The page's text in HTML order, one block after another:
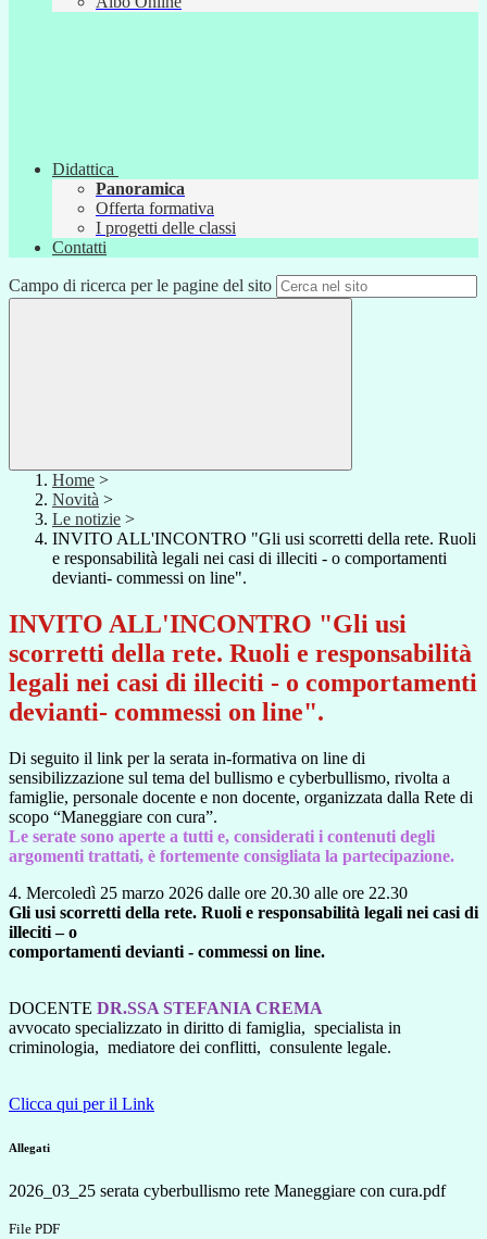
Didattica
Panoramica
Offerta formativa
I progetti delle classi
Contatti
Campo di ricerca per le pagine del sito
Home >
Novità >
Le notizie >
INVITO ALL'INCONTRO "Gli usi scorretti della rete. Ruoli
e responsabilità legali nei casi di illeciti - o comportamenti
devianti- commessi on line".
INVITO ALL'INCONTRO "Gli usi
scorretti della rete. Ruoli e responsabilità
legali nei casi di illeciti - o comportamenti
devianti- commessi on line".
Di seguito il link per la serata in-formativa on line di
sensibilizzazione sul tema del bullismo e cyberbullismo, rivolta a
famiglie, personale docente e non docente, organizzata dalla Rete di
scopo “Maneggiare con cura”.
Le serate sono aperte a tutti e, considerati i contenuti degli
argomenti trattati, è fortemente consigliata la partecipazione.
4. Mercoledì 25 marzo 2026 dalle ore 20.30 alle ore 22.30
Gli usi scorretti della rete. Ruoli e responsabilità legali nei casi di
illeciti – o
comportamenti devianti - commessi on line.
DOCENTE DR.SSA STEFANIA CREMA
avvocato specializzato in diritto di famiglia, specialista in
criminologia, mediatore dei conflitti, consulente legale.
Clicca qui per il Link
Allegati
2026_03_25 serata cyberbullismo rete Maneggiare con cura.pdf
File PDF